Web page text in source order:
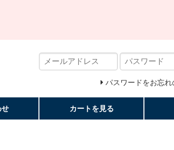
パスワードをお忘れ
カートを見る